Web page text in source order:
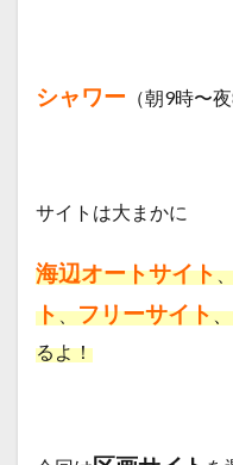
シャワー （朝9時〜
サイトは大まかに
海辺オートサイト
ト、フリーサイト、
るよ！